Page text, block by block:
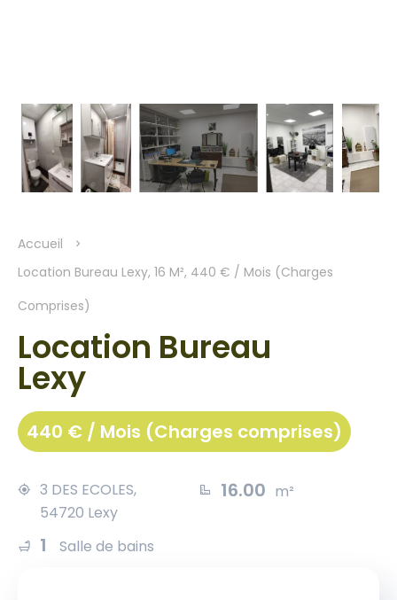
Accueil
Location Bureau Lexy, 16 M², 440 € / Mois (Charges
Comprises)
Location Bureau
Lexy
440 € / Mois (Charges comprises)
3 DES ECOLES,
54720 Lexy
16.00 m²
1 Salle de bains